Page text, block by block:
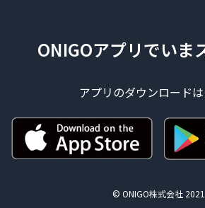
ONIGOアプリでいま
アプリのダウンロード
© ONIGO株式会社 2021